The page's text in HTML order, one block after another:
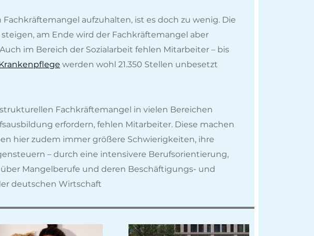
aufzuhalten, ist es doch zu wenig. Die
am Ende wird der Fachkräftemangel aber
im Bereich der Sozialarbeit fehlen Mitarbeiter – bis
werden wohl 21.350 Stellen unbesetzt
Fachkräftemangel in vielen Bereichen
erfordern, fehlen Mitarbeiter. Diese machen
hier zudem immer größere Schwierigkeiten, ihre
– durch eine intensivere Berufsorientierung,
Mangelberufe und deren Beschäftigungs- und
deutschen Wirtschaft